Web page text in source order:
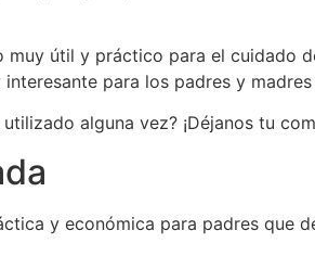
muy útil y práctico para el cuidado
para los padres y
alguna vez? ¡Déjanos tu
y económica para padres que